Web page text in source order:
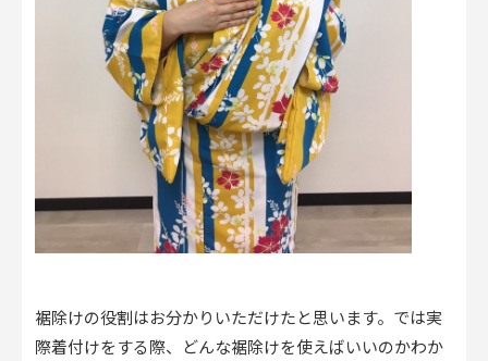
裾除けの役割はお分かりいただけたと思います。では実
際着付けをする際、どんな裾除けを使えばいいのかわか